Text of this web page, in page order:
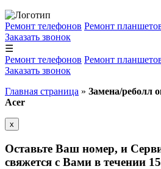
Ремонт телефонов Ремонт
Заказать звонок
☰
Ремонт телефонов Ремонт
Заказать звонок
Главная страница » Замена/реболл
Acer
x
Оставьте Ваш номер, и
свяжется с Вами в течении